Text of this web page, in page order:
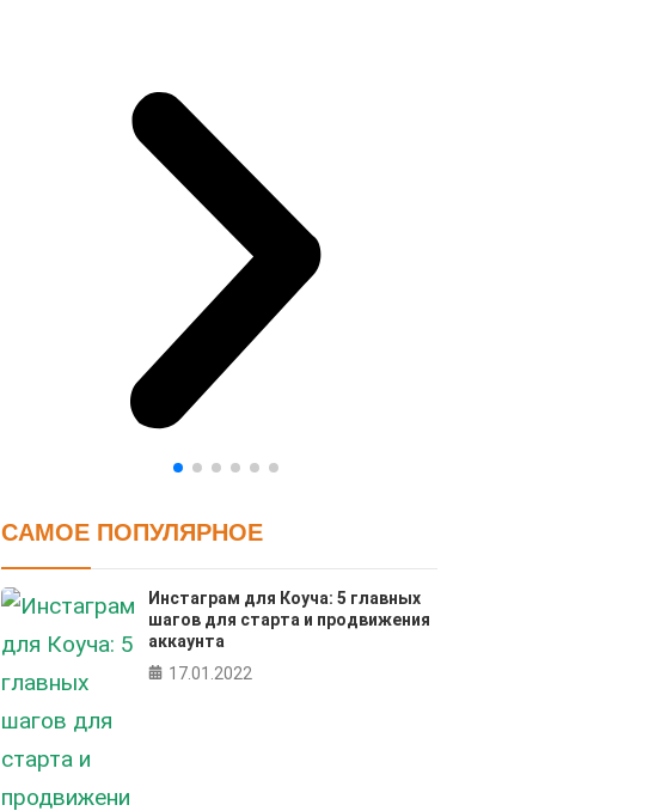
САМОЕ ПОПУЛЯРНОЕ
Инстаграм для Коуча: 5 главных
шагов для старта и продвижения
аккаунта
17.01.2022